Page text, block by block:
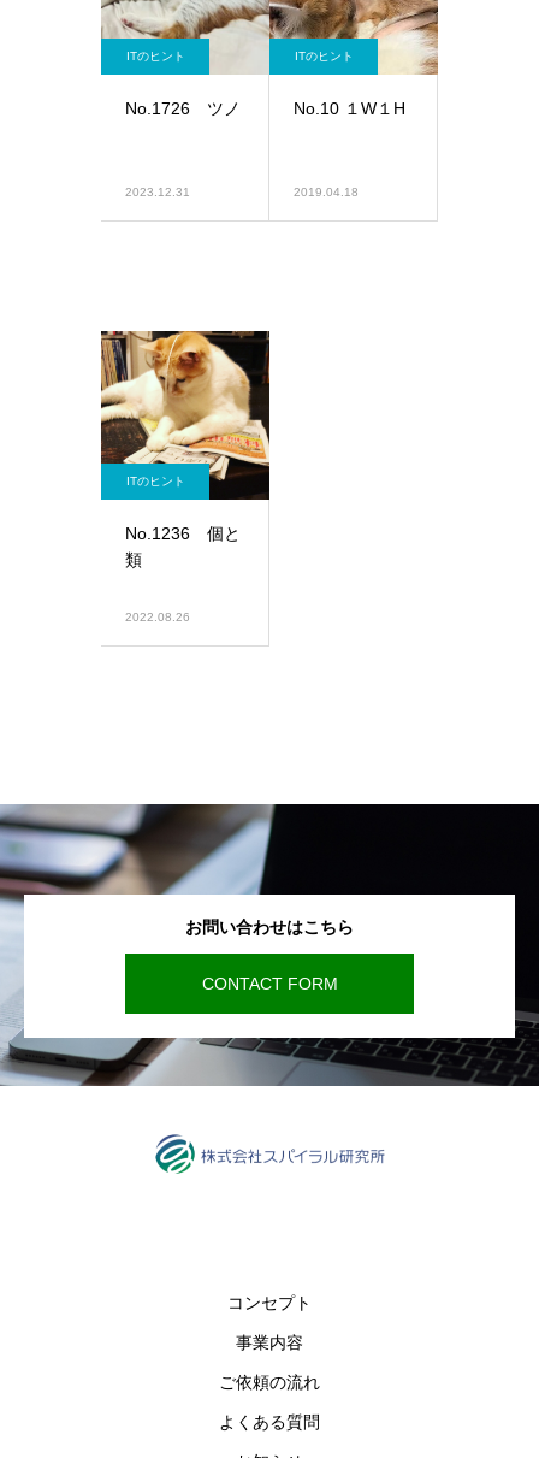
ITのヒント
No.1726 ツノ
2023.12.31
ITのヒント
No.10 １W１H
2019.04.18
ITのヒント
No.1236 個と
類
2022.08.26
お問い合わせはこちら
CONTACT FORM
コンセプト
事業内容
ご依頼の流れ
よくある質問